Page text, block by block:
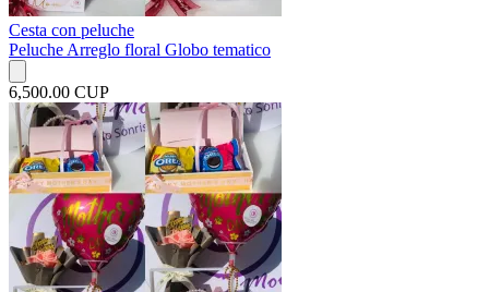
Cesta con peluche
Peluche Arreglo floral Globo tematico
6,500.00 CUP